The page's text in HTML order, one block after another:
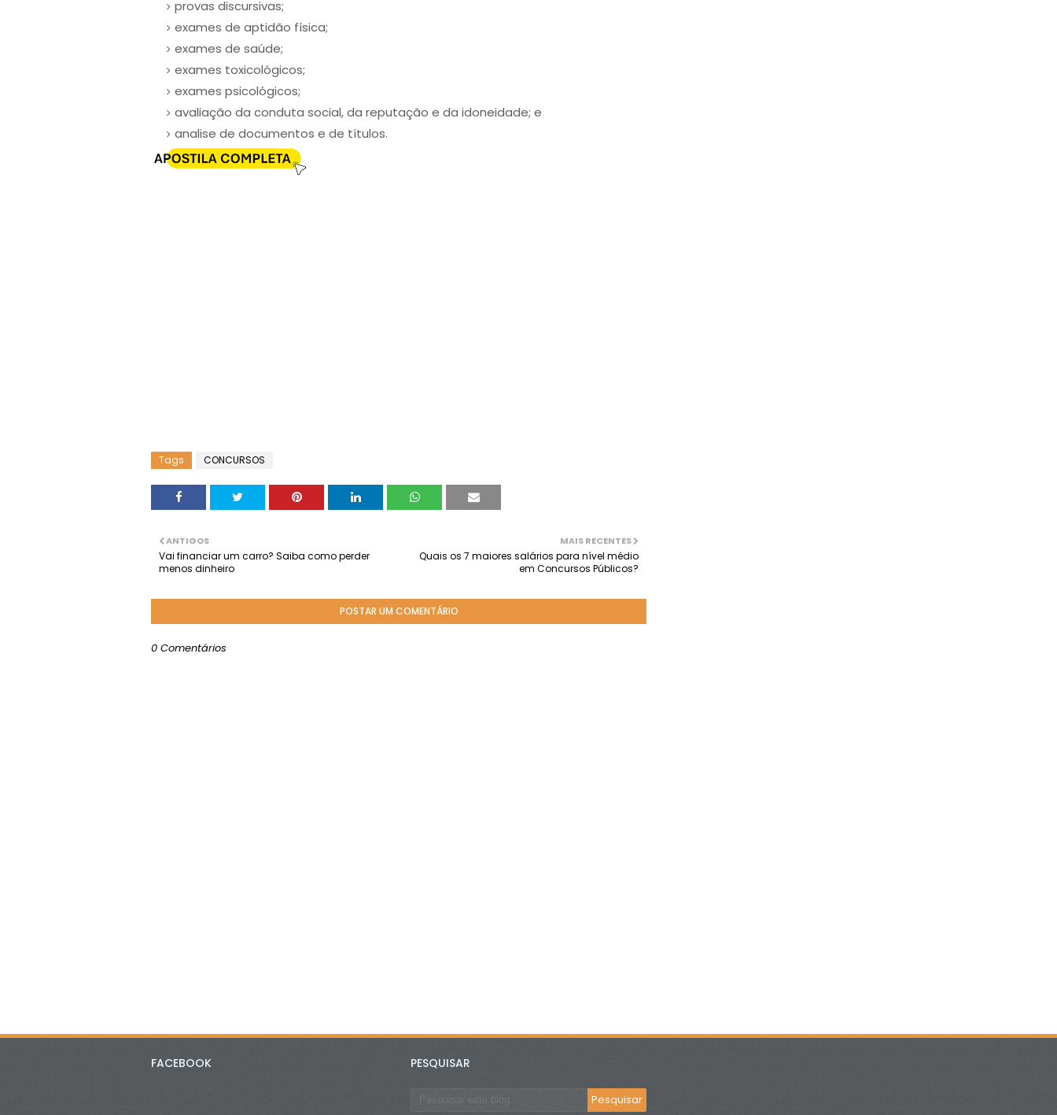
provas discursivas;
exames de aptidão física;
exames de saúde;
exames toxicológicos;
exames psicológicos;
avaliação da conduta social, da reputação e da idoneidade; e
analise de documentos e de títulos.
Tags CONCURSOS
MAIS RECENTES
Quais os 7 maiores salários para nível médio
em Concursos Públicos?
ANTIGOS
Vai financiar um carro? Saiba como perder
menos dinheiro
POSTAR UM COMENTÁRIO
0 Comentários
FACEBOOK PESQUISAR